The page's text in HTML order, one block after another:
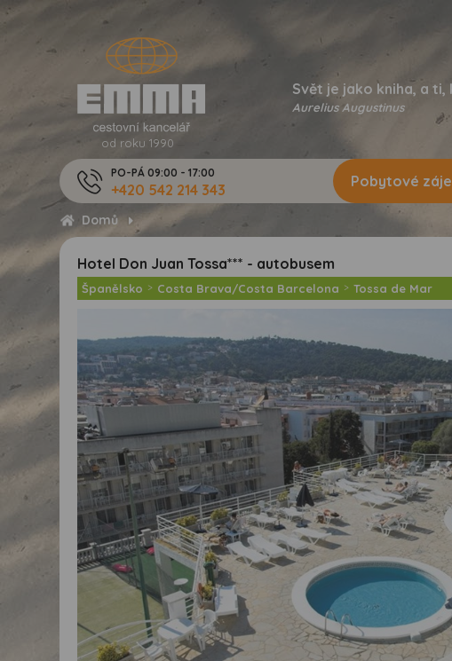
od roku 1990
Svět je jako kniha, a
Aurelius Augustinus
PO-PÁ 09:00 - 17:00
+420 542 214 343
Domů
Pobytové
Hotel Don Juan Tossa*** - autobusem
Španělsko > Costa Brava/Costa Barcelona > Tossa de Mar